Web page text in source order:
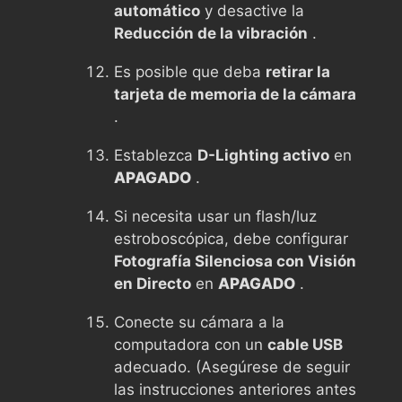
automático y desactive la
Reducción de la vibración .
Es posible que deba retirar la
tarjeta de memoria de la cámara
.
Establezca D-Lighting activo en
APAGADO .
Si necesita usar un flash/luz
estroboscópica, debe configurar
Fotografía Silenciosa con Visión
en Directo en APAGADO .
Conecte su cámara a la
computadora con un cable USB
adecuado. (Asegúrese de seguir
las instrucciones anteriores antes